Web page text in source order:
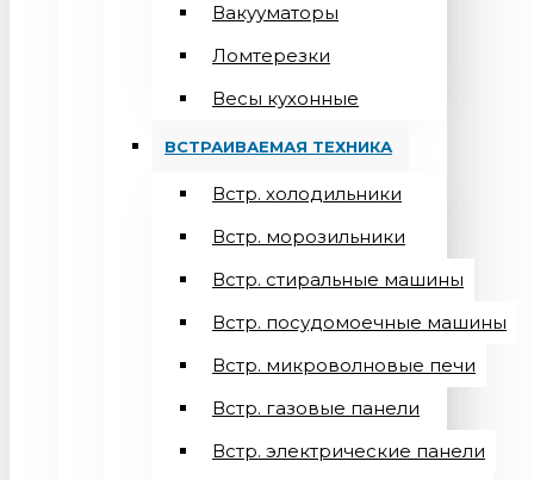
Вакууматоры
Ломтерезки
Весы кухонные
ВСТРАИВАЕМАЯ ТЕХНИКА
Встр. холодильники
Встр. морозильники
Встр. стиральные машины
Встр. посудомоечные машины
Встр. микроволновые печи
Встр. газовые панели
Встр. электрические панели